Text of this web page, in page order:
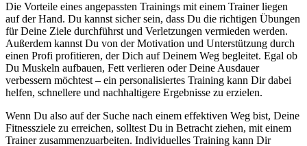
Die Vorteile eines angepassten Trainings mit einem Trainer liegen
auf der Hand. Du kannst sicher sein, dass Du die richtigen Übungen
für Deine Ziele durchführst und Verletzungen vermieden werden.
Außerdem kannst Du von der Motivation und Unterstützung durch
einen Profi profitieren, der Dich auf Deinem Weg begleitet. Egal ob
Du Muskeln aufbauen, Fett verlieren oder Deine Ausdauer
verbessern möchtest – ein personalisiertes Training kann Dir dabei
helfen, schnellere und nachhaltigere Ergebnisse zu erzielen.
Wenn Du also auf der Suche nach einem effektiven Weg bist, Deine
Fitnessziele zu erreichen, solltest Du in Betracht ziehen, mit einem
Trainer zusammenzuarbeiten. Individuelles Training kann Dir